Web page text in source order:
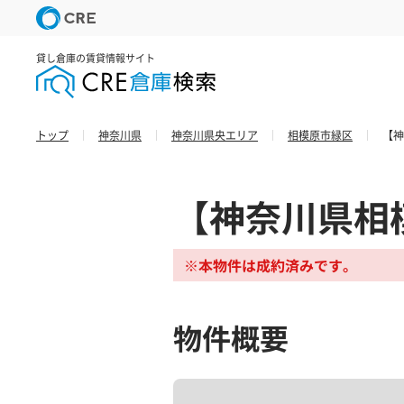
貸し倉庫の賃貸情報サイト
トップ 神奈川県 神奈川県央エリア 相模原市緑区 【
【神奈川県
※本物件は成約済みです。
物件概要